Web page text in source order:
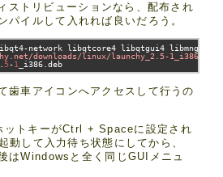
ストリビューションなら、配布され
パイルして入れれば良いだろう。
-network libqtcore4 libqtgui4 libmng1
downloads/linux/launchy_2.5-1_i386.deb'
5-1 _i386 .deb
歯車アイコンへアクセスして行うの
ットキーがCtrl + Spaceに設定され
動して入力待ち状態にしてから、
はWindowsと全く同じGUIメニュ